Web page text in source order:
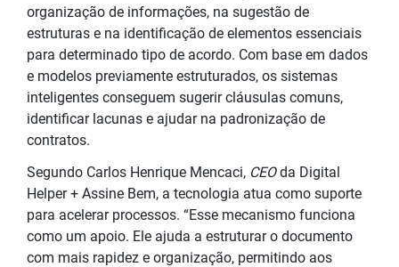
organização de informações, na sugestão de
estruturas e na identificação de elementos essenciais
para determinado tipo de acordo. Com base em dados
e modelos previamente estruturados, os sistemas
inteligentes conseguem sugerir cláusulas comuns,
identificar lacunas e ajudar na padronização de
contratos.
Segundo Carlos Henrique Mencaci, CEOda Digital
Helper + Assine Bem, a tecnologia atua como suporte
para acelerar processos. “Esse mecanismo funciona
como um apoio. Ele ajuda a estruturar o documento
com mais rapidez e organização, permitindo aos